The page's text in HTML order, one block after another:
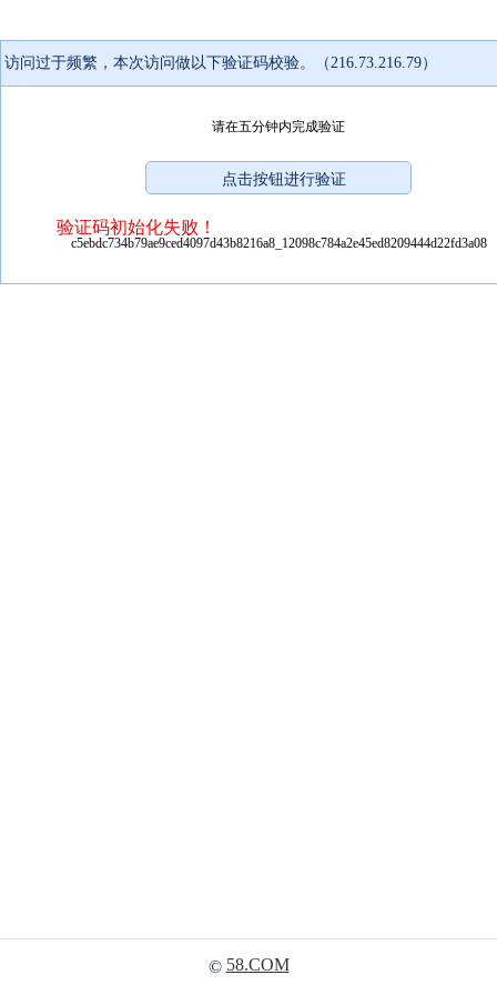
访问过于频繁，本次访问做以下验证码校验。（216.73.216.79）
请在五分钟内完成验证
验证码初始化失败！
c5ebdc734b79ae9ced4097d43b8216a8_12098c784a2e45ed8209444d22fd3a08
© 58.COM